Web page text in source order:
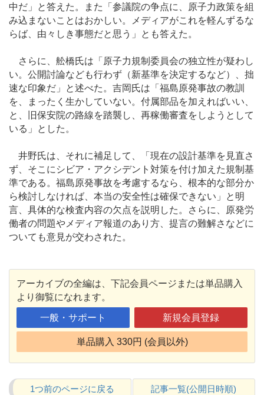
中だ」と答えた。また「参議院の争点に、原子力政策を組
み込まないことはおかしい。メディアがこれを軽んずるな
らば、由々しき事態だと思う」とも答えた。
さらに、舩橋氏は「原子力規制委員会の独立性が疑わし
い。公開討論なども行わず（新基準を決定するなど）、拙
速な印象だ」と述べた。吉岡氏は「福島原発事故の教訓
を、まったく生かしていない。付属部品を加えればいい、
と、旧保安院の路線を踏襲し、再稼働審査をしようとして
いる」とした。
井野氏は、それに補足して、「現在の設計基準を見直さ
ず、そこにシビア・アクシデント対策を付け加えた規制基
準である。福島原発事故を考慮するなら、根本的な部分か
ら検討しなければ、本当の安全性は確保できない」と明
言、具体的な検査内容の欠点を説明した。さらに、原発労
働者の問題やメディア報道のあり方、提言の難解さなどに
ついても意見が交わされた。
アーカイブの全編は、下記会員ページまたは単品購入
より御覧になれます。
一般・サポート 新規会員登録
単品購入 330円 (会員以外)
1つ前のページに戻る 記事一覧(公開日時順)